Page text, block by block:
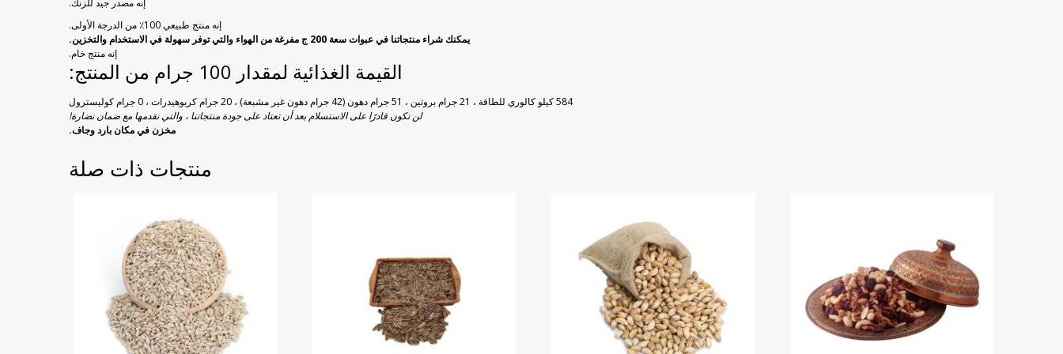
إنه مصدر جيد للزنك.
إنه منتج طبيعي 100٪ من الدرجة الأولى.
يمكنك شراء منتجاتنا في عبوات سعة 200 ج مفرغة من الهواء والتي توفر سهولة في الاستخدام والتخزين.
إنه منتج خام.
القيمة الغذائية لمقدار 100 جرام من المنتج:
584 كيلو كالوري للطاقة ، 21 جرام بروتين ، 51 جرام دهون (42 جرام دهون غير مشبعة) ، 20 جرام كربوهيدرات ، 0 جرام كوليسترول
لن تكون قادرًا على الاستسلام بعد أن تعتاد على جودة منتجاتنا ، والتي نقدمها مع ضمان نضارة!
مخزن في مكان بارد وجاف.
منتجات ذات صلة